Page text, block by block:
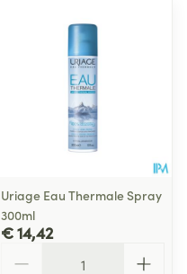
Uriage Eau Thermale Spray
300ml
€ 14,42